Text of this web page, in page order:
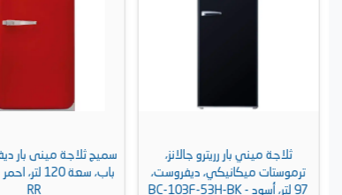
ثلاجة ميني بار رريترو جالانز،
ترموستات ميكانيكي، ديفروست،
97 لتر، أسود - BC-103F-53H-BK
RR